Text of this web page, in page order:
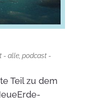
- alle, podcast -
Teil zu dem